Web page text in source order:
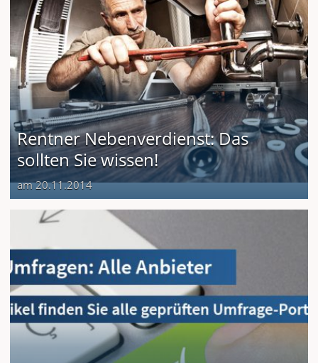
Rentner Nebenverdienst: Das
sollten Sie wissen!
am 20.11.2014